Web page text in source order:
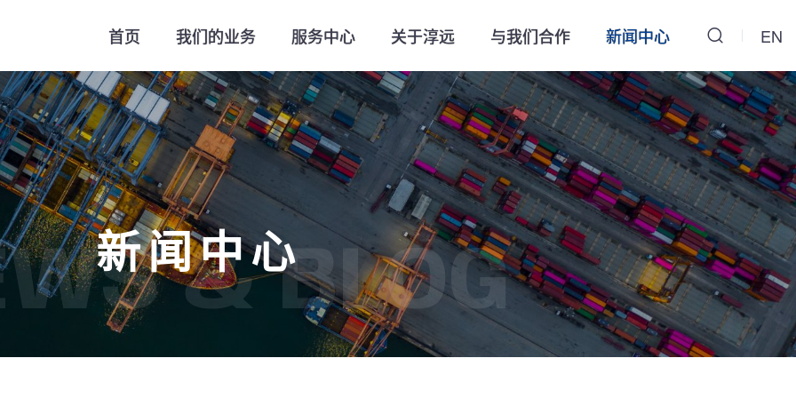
EN
首页 我们的业务 服务中心 关于淳远 与我们合作 新闻中心
新闻中心
& BLOG